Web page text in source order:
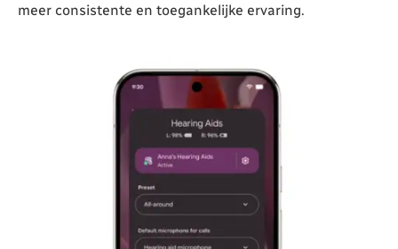
meer consistente en toegankelijke ervaring.